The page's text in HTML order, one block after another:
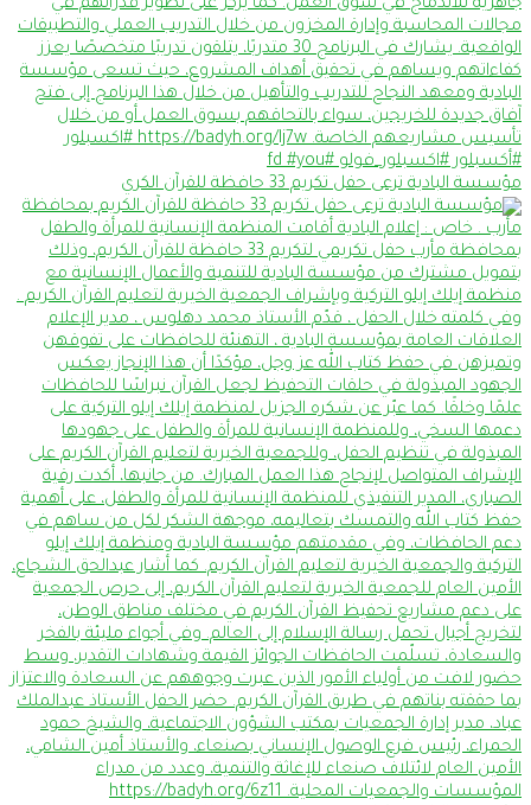
مؤسسة البادية ترعى حفل تكريم 33 حافظة للقرآن الكري